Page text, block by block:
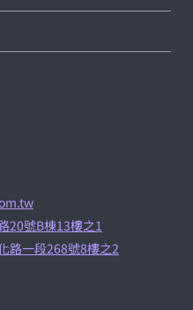
20號B棟13樓之1
路一段268號8樓之2